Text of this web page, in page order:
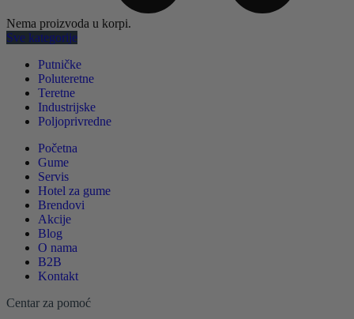
Nema proizvoda u korpi.
Sve kategorije
Putničke
Poluteretne
Teretne
Industrijske
Poljoprivredne
Početna
Gume
Servis
Hotel za gume
Brendovi
Akcije
Blog
O nama
B2B
Kontakt
Centar za pomoć